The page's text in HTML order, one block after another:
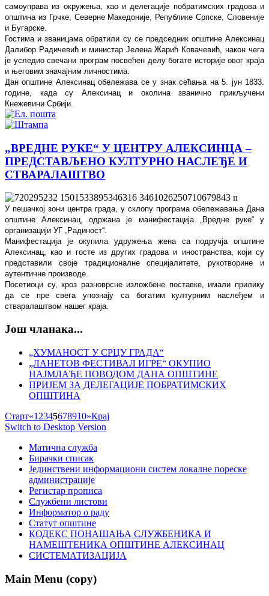
самоуправа из окружења, као и делегације побратимских градова и
општина из Грчке, Северне Македоније, Републике Српске, Словеније
и Бугарске.
Гостима и званицама обратили су се председник општине Алексинац
Далибор Радичевић и министар Јелена Жарић Ковачевић, након чега
је уследио свечани програм посвећен делу богате историје овог краја
и његовим значајним личностима.
Дан општине Алексинац обележава се у знак сећања на 5. јун 1833.
године, када су Алексинац и околина званично прикључени
Кнежевини Србији.
„ВРЕДНЕ РУКЕ“ У ЦЕНТРУ АЛЕКСИНЦА –
ПРЕДСТАВЉЕНО КУЛТУРНО НАСЛЕЂЕ И
СТВАРАЛАШТВО
У пешачкој зони центра града, у склопу програма обележавања Дана
општине Алексинац, одржана је манифестација „Вредне руке“ у
организацији УГ „Радиност“.
Манифестација је окупила удружења жена са подручја општине
Алексинац, као и госте из других градова и иностранства, који су
представили своје традиционалне специјалитете, рукотворине и
аутентичне производе.
Посетиоци су, кроз разноврсне изложбене поставке, имали прилику
да се пре свега упознају са богатим културним наслеђем и
стваралаштвом нашег краја.
Још чланака...
„ХУМАНОСТ У СРЦУ ГРАДА“
„ЛАНЕТОВ ФЕСТИВАЛ ИГРЕ“ ОКУПИО
НАЈМЛАЂЕ ПОВОДОМ ДАНА ОПШТИНЕ
ПРИЈЕМ ЗА ДЕЛЕГАЦИЈЕ ПОБРАТИМСКИХ
ОПШТИНА
Старт«1 2345678910»Крај
Switch to Desktop Version
Матична служба
Бирачки списак
Јединствени информациони систем локалне пореске
администрације
Регистар прописа
Службени листови
Информатор о раду
Статут општине
КОДЕКС ПОНАШАЊА СЛУЖБЕНИКА И
НАМЕШТЕНИКА ОПШТИНЕ АЛЕКСИНАЦ
СИСТЕМАТИЗАЦИЈА
Main Menu (copy)